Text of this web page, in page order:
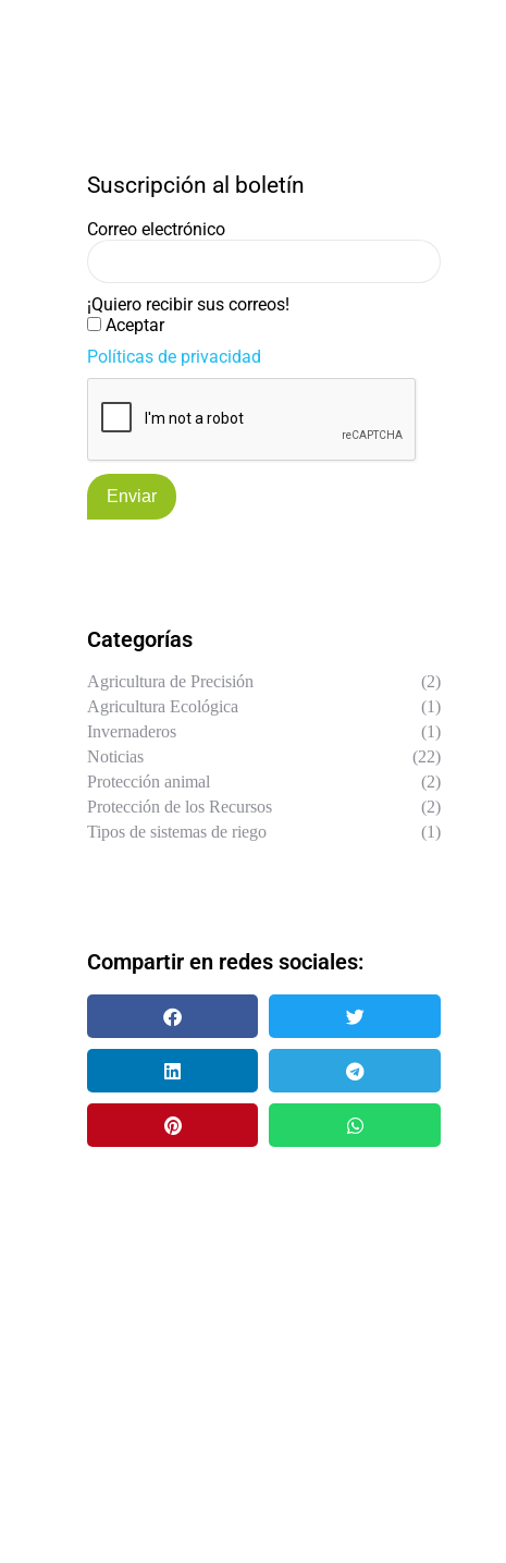
Suscripción al boletín
Correo electrónico
¡Quiero recibir sus correos!
Aceptar
Políticas de privacidad
Enviar
Categorías
Agricultura de Precisión
(2)
Agricultura Ecológica
(1)
Invernaderos
(1)
Noticias
(22)
Protección animal
(2)
Protección de los Recursos
(2)
Tipos de sistemas de riego
(1)
Compartir en redes sociales: